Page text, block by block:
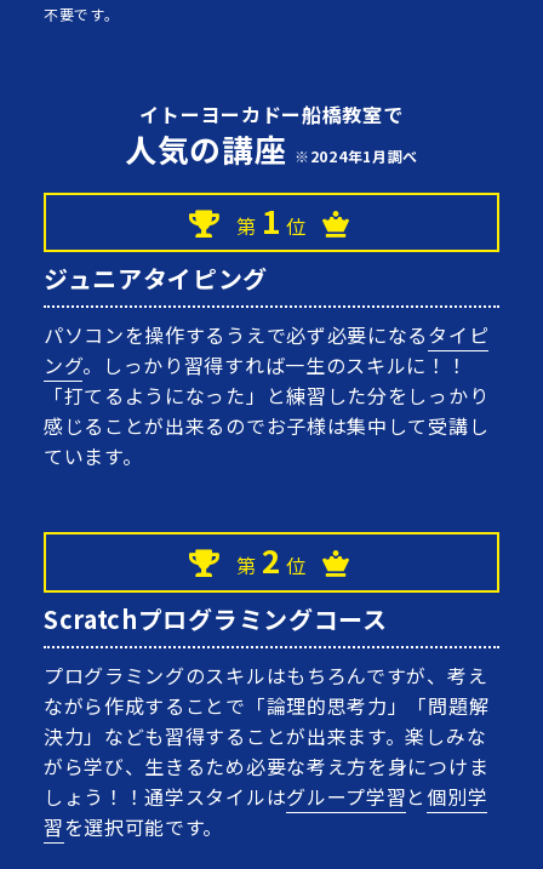
不要です。
イトーヨーカドー船橋教室で
人気の講座 ※2024年1月調べ
第 1 位
ジュニアタイピング
パソコンを操作するうえで必ず必要になるタイピ
ング。しっかり習得すれば一生のスキルに！！
「打てるようになった」と練習した分をしっかり
感じることが出来るのでお子様は集中して受講し
ています。
第 2 位
Scratchプログラミングコース
プログラミングのスキルはもちろんですが、考え
ながら作成することで「論理的思考力」「問題解
決力」なども習得することが出来ます。楽しみな
がら学び、生きるため必要な考え方を身につけま
しょう！！通学スタイルはグループ学習と 個別学
習を選択可能です。